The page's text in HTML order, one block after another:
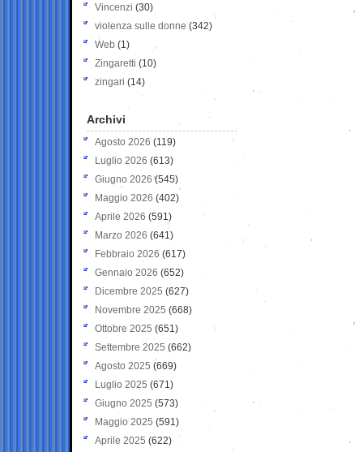
Vincenzi (30)
violenza sulle donne (342)
Web (1)
Zingaretti (10)
zingari (14)
Archivi
Agosto 2026 (119)
Luglio 2026 (613)
Giugno 2026 (545)
Maggio 2026 (402)
Aprile 2026 (591)
Marzo 2026 (641)
Febbraio 2026 (617)
Gennaio 2026 (652)
Dicembre 2025 (627)
Novembre 2025 (668)
Ottobre 2025 (651)
Settembre 2025 (662)
Agosto 2025 (669)
Luglio 2025 (671)
Giugno 2025 (573)
Maggio 2025 (591)
Aprile 2025 (622)